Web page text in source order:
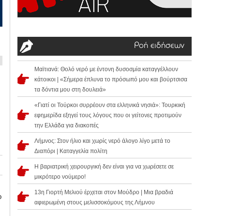
Ροή ειδήσεων
Μαϊτιανά: Θολό νερό με έντονη δυσοσμία καταγγέλλουν
κάτοικοι | «Σήμερα έπλυνα το πρόσωπό μου και βούρτσισα
τα δόντια μου στη δουλειά»
«Γιατί οι Τούρκοι συρρέουν στα ελληνικά νησιά»: Τουρκική
εφημερίδα εξηγεί τους λόγους που οι γείτονες προτιμούν
την Ελλάδα για διακοπές
Λήμνος: Στον ήλιο και χωρίς νερό άλογο λίγο μετά το
Διαπόρι | Καταγγελία πολίτη
Η βαριατρική χειρουργική δεν είναι για να χωρέσετε σε
μικρότερο νούμερο!
13η Γιορτή Μελιού έρχεται στον Μούδρο | Μια βραδιά
αφιερωμένη στους μελισσοκόμους της Λήμνου